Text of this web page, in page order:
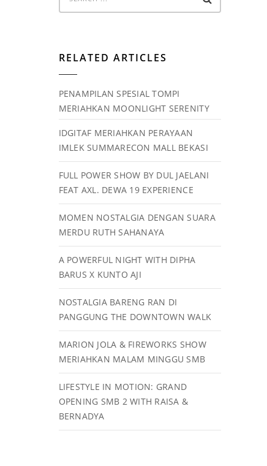
RELATED ARTICLES
PENAMPILAN SPESIAL TOMPI
MERIAHKAN MOONLIGHT SERENITY
IDGITAF MERIAHKAN PERAYAAN
IMLEK SUMMARECON MALL BEKASI
FULL POWER SHOW BY DUL JAELANI
FEAT AXL. DEWA 19 EXPERIENCE
MOMEN NOSTALGIA DENGAN SUARA
MERDU RUTH SAHANAYA
A POWERFUL NIGHT WITH DIPHA
BARUS X KUNTO AJI
NOSTALGIA BARENG RAN DI
PANGGUNG THE DOWNTOWN WALK
MARION JOLA & FIREWORKS SHOW
MERIAHKAN MALAM MINGGU SMB
LIFESTYLE IN MOTION: GRAND
OPENING SMB 2 WITH RAISA &
BERNADYA